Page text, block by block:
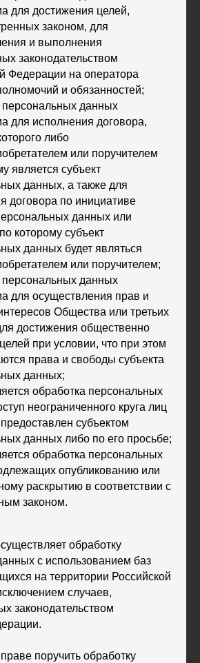
для достижения целей,
законом, для
и выполнения
законодательством
Федерации на оператора
и обязанностей;
персональных данных
для исполнения договора,
либо
или поручителем
является субъект
данных, а также для
договора по инициативе
данных или
которому субъект
данных будет являться
или поручителем;
персональных данных
для осуществления прав и
Общества или третьих
достижения общественно
при условии, что при этом
права и свободы субъекта
данных;
обработка персональных
неограниченного круга лиц
субъектом
данных либо по его просьбе;
обработка персональных
опубликованию или
раскрытию в соответствии с
законом.
обработку
с использованием баз
на территории Российской
случаев,
законодательством
поручить обработку